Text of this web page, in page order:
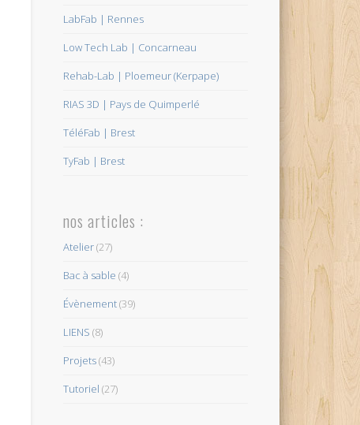
LabFab | Rennes
Low Tech Lab | Concarneau
Rehab-Lab | Ploemeur (Kerpape)
RIAS 3D | Pays de Quimperlé
TéléFab | Brest
TyFab | Brest
nos articles :
Atelier(27)
Bac à sable (4)
Évènement(39)
LIENS (8)
Projets(43)
Tutoriel (27)